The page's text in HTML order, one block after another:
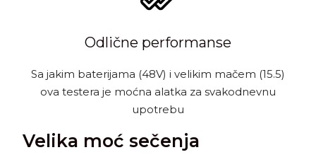
Odlične performanse
Sa jakim baterijama (48V) i velikim mačem (15.5)
ova testera je moćna alatka za svakodnevnu
upotrebu
Velika moć sečenja